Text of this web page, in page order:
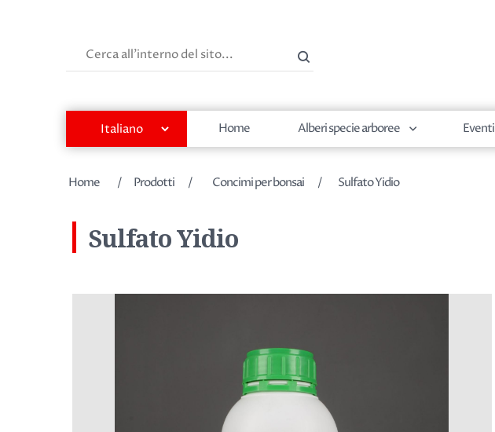
Home Alberi specie arboree Eventi
Home / Prodotti / Concimi per bonsai / Sulfato Yidio
Sulfato Yidio